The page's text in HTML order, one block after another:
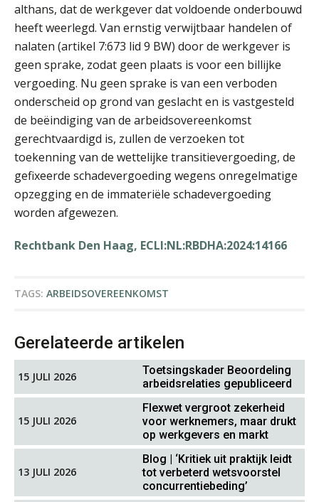
althans, dat de werkgever dat voldoende onderbouwd
heeft weerlegd. Van ernstig verwijtbaar handelen of
nalaten (artikel 7:673 lid 9 BW) door de werkgever is
geen sprake, zodat geen plaats is voor een billijke
vergoeding. Nu geen sprake is van een verboden
onderscheid op grond van geslacht en is vastgesteld
de beëindiging van de arbeidsovereenkomst
gerechtvaardigd is, zullen de verzoeken tot
toekenning van de wettelijke transitievergoeding, de
gefixeerde schadevergoeding wegens onregelmatige
opzegging en de immateriële schadevergoeding
worden afgewezen.
Rechtbank Den Haag, ECLI:NL:RBDHA:2024:14166
TAGS: ARBEIDSOVEREENKOMST
Gerelateerde artikelen
15 JULI 2026
Toetsingskader Beoordeling
arbeidsrelaties gepubliceerd
15 JULI 2026
Flexwet vergroot zekerheid
voor werknemers, maar drukt
op werkgevers en markt
13 JULI 2026
Blog | ‘Kritiek uit praktijk leidt
tot verbeterd wetsvoorstel
concurrentiebeding’
Martin de Graaf
Ludo Mennes
Jeroen Knol
Martine Cranendonk